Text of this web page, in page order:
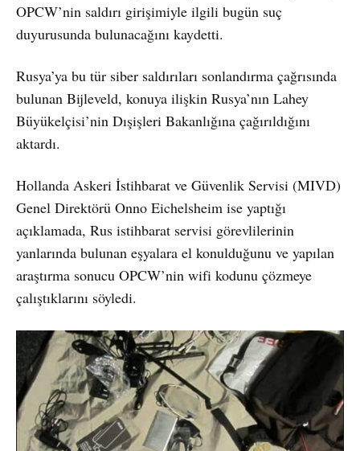
OPCW’nin saldırı girişimiyle ilgili bugün suç
duyurusunda bulunacağını kaydetti.
Rusya’ya bu tür siber saldırıları sonlandırma çağrısında
bulunan Bijleveld, konuya ilişkin Rusya’nın Lahey
Büyükelçisi’nin Dışişleri Bakanlığına çağırıldığını
aktardı.
Hollanda Askeri İstihbarat ve Güvenlik Servisi (MIVD)
Genel Direktörü Onno Eichelsheim ise yaptığı
açıklamada, Rus istihbarat servisi görevlilerinin
yanlarında bulunan eşyalara el konulduğunu ve yapılan
araştırma sonucu OPCW’nin wifi kodunu çözmeye
çalıştıklarını söyledi.